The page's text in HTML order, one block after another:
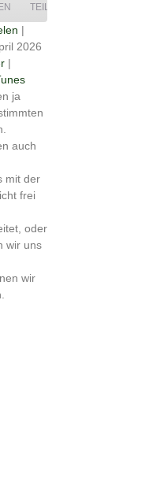
TEILEN
|
2026
|
ja
auch
mit der
frei
oder
wir uns
wir